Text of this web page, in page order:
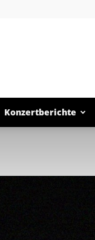
Konzertberichte